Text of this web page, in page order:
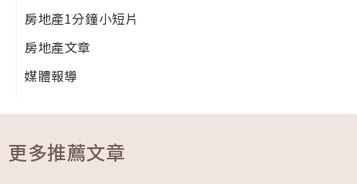
房地產1分鐘小短片
房地產文章
媒體報導
更多推薦文章